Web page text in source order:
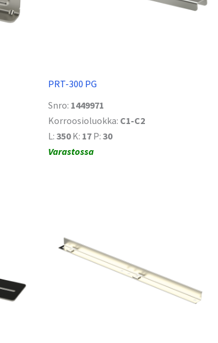
PRT-300 PG
Snro: 1449971
Korroosioluokka: C1-C2
L: 350K: 17 P: 30
Varastossa